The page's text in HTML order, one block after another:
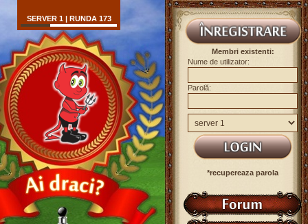
SERVER 1 | RUNDA 173
Membri existenti:
Nume de utilizator:
Parolă:
*recupereaza parola